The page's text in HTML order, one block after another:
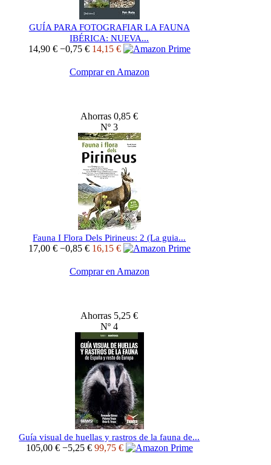
GUÍA PARA FOTOGRAFIAR LA FAUNA
IBÉRICA: NUEVA...
14,90 € −0,75 € 14,15 €
Comprar en Amazon
Ahorras 0,85 €
Nº 3
Fauna I Flora Dels Pirineus: 2 (La guia...
17,00 € −0,85 € 16,15 €
Comprar en Amazon
Ahorras 5,25 €
Nº 4
Guía visual de huellas y rastros de la fauna de...
105,00 € −5,25 € 99,75 €